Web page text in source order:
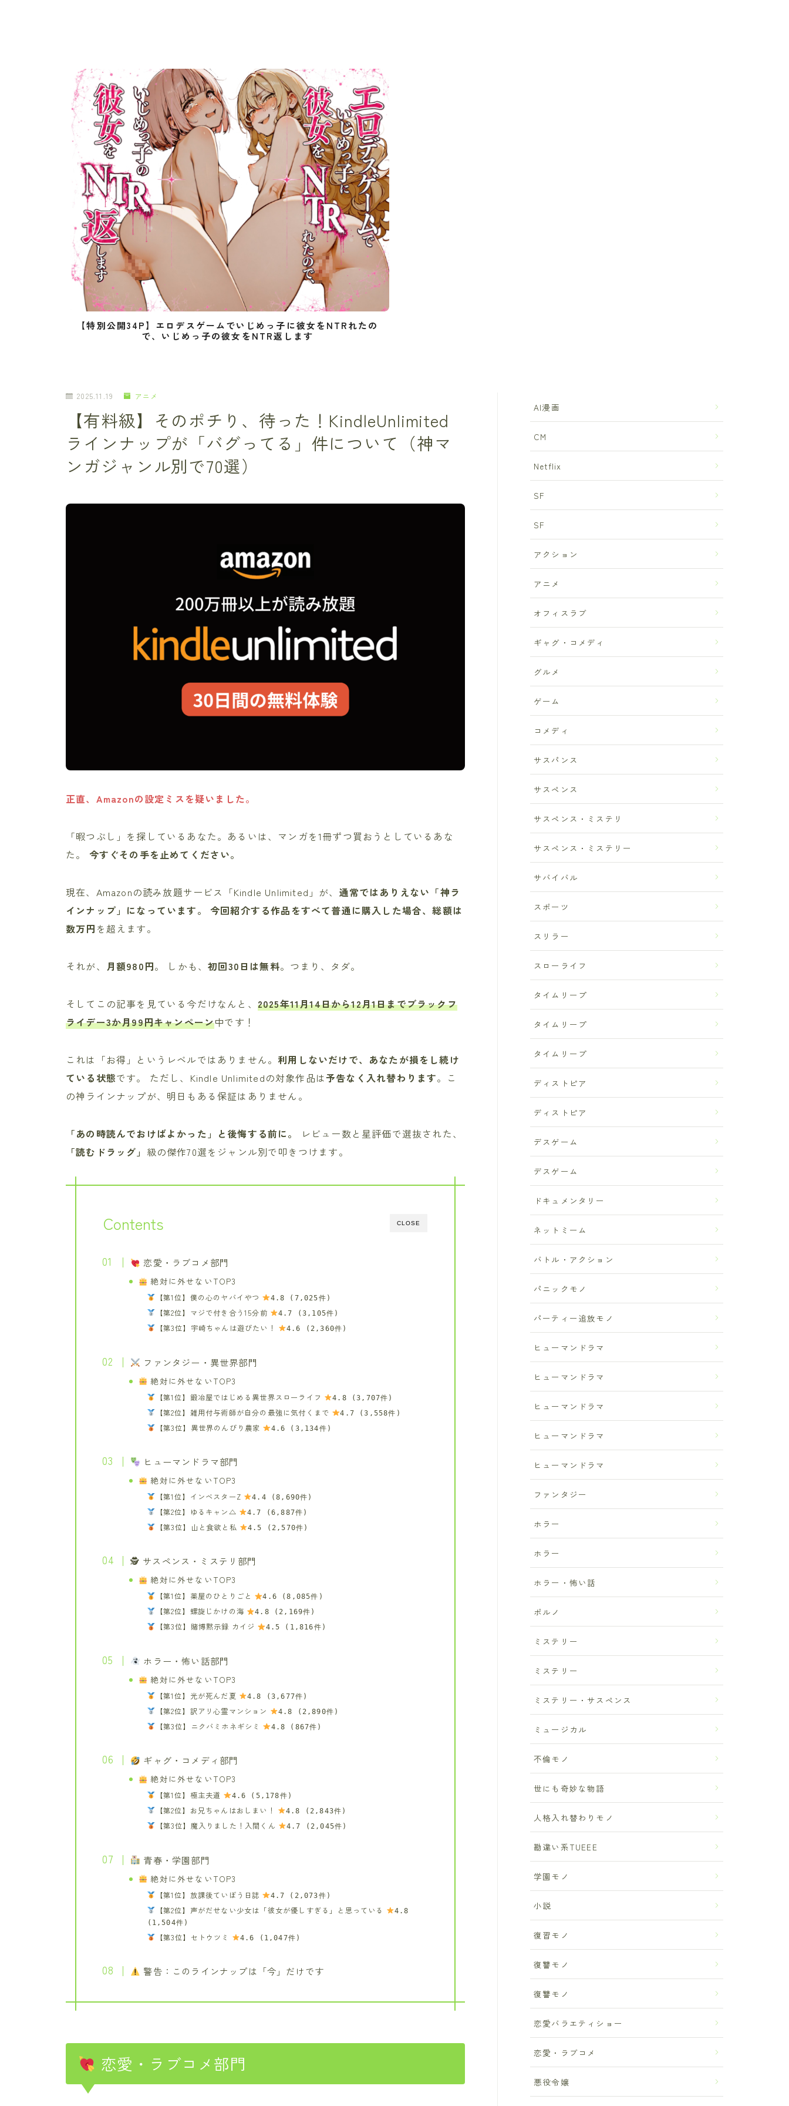
【特別公開34P】エロデスゲームでいじめっ子に彼女をNTRれたの
で、いじめっ子の彼女をNTR返します
2025.11.19 アニメ
【有料級】そのポチり、待った！KindleUnlimited
ラインナップが「バグってる」件について（神マ
ンガジャンル別で70選）
正直、Amazonの設定ミスを疑いました。
「暇つぶし」を探しているあなた。あるいは、マンガを1冊ずつ買おうとしているあな
た。 今すぐその手を止めてください。
現在、Amazonの読み放題サービス「Kindle Unlimited」が、 通常ではありえない「神ラ
インナップ」になっています。 今回紹介する作品をすべて普通に購入した場合、総額は
数万円 を超えます。
それが、 月額980円。 しかも、初回30日は無料。つまり、タダ。
そしてこの記事を見ている今だけなんと、 2025年11月14日から12月1日までブラックフ
ライデー3か月99円キャンペーン中です！
これは「お得」というレベルではありません。 利用しないだけで、あなたが損をし続け
ている状態です。 ただし、Kindle Unlimitedの対象作品は予告なく入れ替わります。こ
の神ラインナップが、明日もある保証はありません。
「あの時読んでおけばよかった」と後悔する前に。
レビュー数と星評価で選抜された、
「読むドラッグ」 級の傑作70選をジャンル別で叩きつけます。
CLOSE
Contents
恋愛・ラブコメ部門
絶対に外せないTOP3
【第1位】僕の心のヤバイやつ 4.8 (7,025件)
【第2位】マジで付き合う15分前 4.7 (3,105件)
【第3位】宇崎ちゃんは遊びたい！ 4.6 (2,360件)
ファンタジー・異世界部門
絶対に外せないTOP3
【第1位】鍛冶屋ではじめる異世界スローライフ 4.8 (3,707件)
【第2位】雑用付与術師が自分の最強に気付くまで 4.7 (3,558件)
【第3位】異世界のんびり農家 4.6 (3,134件)
ヒューマンドラマ部門
絶対に外せないTOP3
【第1位】インベスターZ 4.4 (8,690件)
【第2位】ゆるキャン△ 4.7 (6,887件)
【第3位】山と食欲と私 4.5 (2,570件)
🕵️ サスペンス・ミステリ部門
絶対に外せないTOP3
【第1位】薬屋のひとりごと 4.6 (8,085件)
【第2位】螺旋じかけの海 4.8 (2,169件)
【第3位】賭博黙示録 カイジ 4.5 (1,816件)
ホラー・怖い話部門
絶対に外せないTOP3
【第1位】光が死んだ夏 4.8 (3,677件)
【第2位】訳アリ心霊マンション 4.8 (2,890件)
【第3位】ニクバミホネギシミ 4.8 (867件)
ギャグ・コメディ部門
絶対に外せないTOP3
【第1位】極主夫道 4.6 (5,178件)
【第2位】お兄ちゃんはおしまい！ 4.8 (2,843件)
【第3位】魔入りました！入間くん 4.7 (2,045件)
青春・学園部門
絶対に外せないTOP3
【第1位】放課後ていぼう日誌 4.7 (2,073件)
【第2位】声がだせない少女は「彼女が優しすぎる」と思っている
4.8
(1,504件)
【第3位】セトウツミ 4.6 (1,047件)
警告：このラインナップは「今」だけです
恋愛・ラブコメ部門
AI漫画
CM
Netflix
SF
SF
アクション
アニメ
オフィスラブ
ギャグ・コメディ
グルメ
ゲーム
コメディ
サスパンス
サスペンス
サスペンス・ミステリ
サスペンス・ミステリー
サバイバル
スポーツ
スリラー
スローライフ
タイムリープ
タイムリープ
タイムリープ
ディストピア
ディストピア
デスゲーム
デスゲーム
ドキュメンタリー
ネットミーム
バトル・アクション
パニックモノ
パーティー追放モノ
ヒューマンドラマ
ヒューマンドラマ
ヒューマンドラマ
ヒューマンドラマ
ヒューマンドラマ
ファンタジー
ホラー
ホラー
ホラー・怖い話
ポルノ
ミステリー
ミステリー
ミステリー・サスペンス
ミュージカル
不倫モノ
世にも奇妙な物語
人格入れ替わりモノ
勘違い系TUEEE
学園モノ
小説
復習モノ
復讐モノ
復讐モノ
恋愛バラエティショー
恋愛・ラブコメ
悪役令嬢